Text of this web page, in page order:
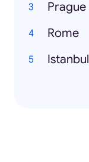
Prague
Rome
Istanbul